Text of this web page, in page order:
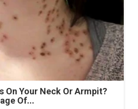
On Your Neck Or Armpit?
Of...